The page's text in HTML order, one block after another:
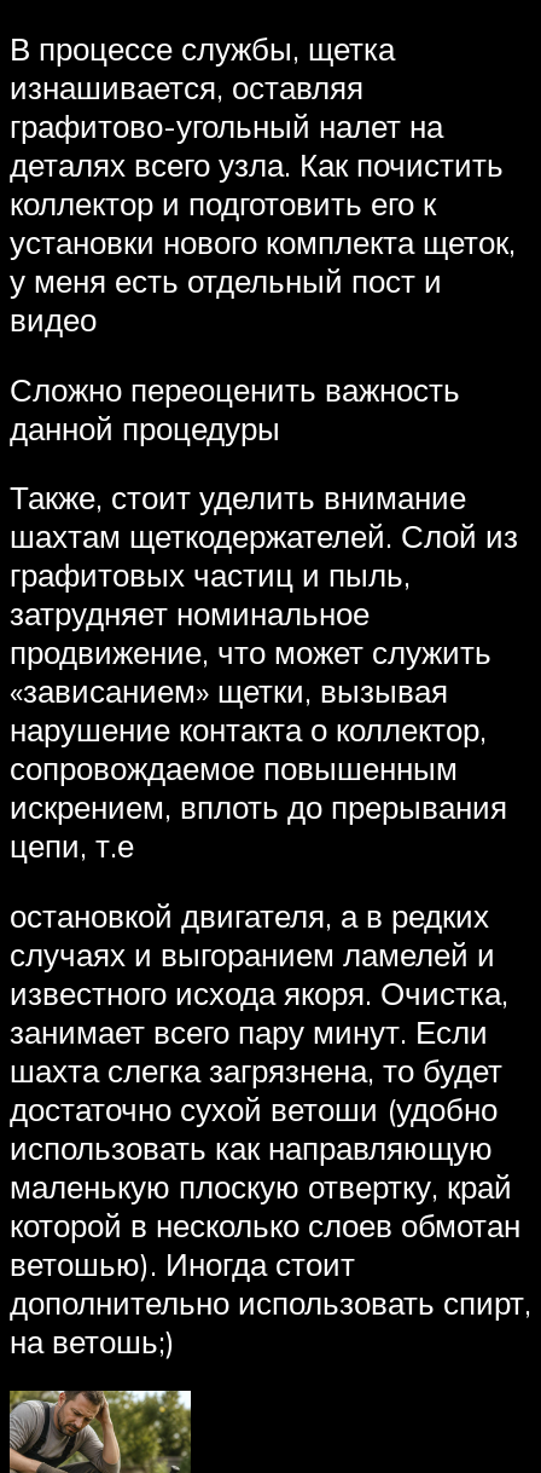
В процессе службы, щетка
изнашивается, оставляя
графитово-угольный налет на
деталях всего узла. Как почистить
коллектор и подготовить его к
установки нового комплекта щеток,
у меня есть отдельный пост и
видео
Сложно переоценить важность
данной процедуры
Также, стоит уделить внимание
шахтам щеткодержателей. Слой из
графитовых частиц и пыль,
затрудняет номинальное
продвижение, что может служить
«зависанием» щетки, вызывая
нарушение контакта о коллектор,
сопровождаемое повышенным
искрением, вплоть до прерывания
цепи, т.е
остановкой двигателя, а в редких
случаях и выгоранием ламелей и
известного исхода якоря. Очистка,
занимает всего пару минут. Если
шахта слегка загрязнена, то будет
достаточно сухой ветоши (удобно
использовать как направляющую
маленькую плоскую отвертку, край
которой в несколько слоев обмотан
ветошью). Иногда стоит
дополнительно использовать спирт,
на ветошь;)